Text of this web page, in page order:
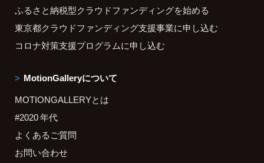
ふるさと納税型クラウドファンディングを始める
東京都クラウドファンディング支援事業に申し込む
コロナ対策支援プログラムに申し込む
MotionGalleryについて
MOTIONGALLERYとは
#2020 年代
よくあるご質問
お問い合わせ